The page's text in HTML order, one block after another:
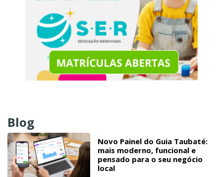
Blog
Novo Painel do Guia Taubaté:
mais moderno, funcional e
pensado para o seu negócio
local